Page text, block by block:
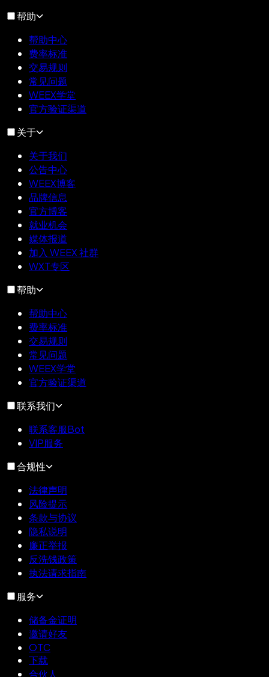
帮助
帮助中心
费率标准
交易规则
常见问题
WEEX学堂
官方验证渠道
关于
关于我们
公告中心
WEEX博客
品牌信息
官方博客
就业机会
媒体报道
加入 WEEX 社群
WXT专区
帮助
帮助中心
费率标准
交易规则
常见问题
WEEX学堂
官方验证渠道
联系我们
联系客服Bot
VIP服务
合规性
法律声明
风险提示
条款与协议
隐私说明
廉正举报
反洗钱政策
执法请求指南
服务
储备金证明
邀请好友
OTC
下载
合伙人